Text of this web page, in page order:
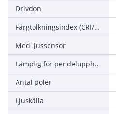
Drivdon
Färgtolkningsindex (CRI/Ra)
Med ljussensor
Lämplig för pendelupphängning
Antal poler
Ljuskälla